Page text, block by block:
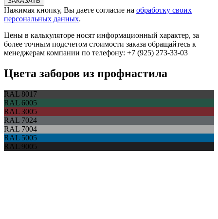
Нажимая кнопку, Вы даете согласие на обработку своих
персональных данных.
Цены в калькуляторе носят информационный характер, за
более точным подсчетом стоимости заказа обращайтесь к
менеджерам компании по телефону: +7 (925) 273-33-03
Цвета заборов из профнастила
RAL 8017
RAL 6005
RAL 3005
RAL 7024
RAL 7004
RAL 5005
RAL 9005